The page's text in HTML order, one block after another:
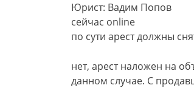
Юрист: Вадим Попов
сейчас online
по сути арест должны
нет, арест наложен на
данном случае. С